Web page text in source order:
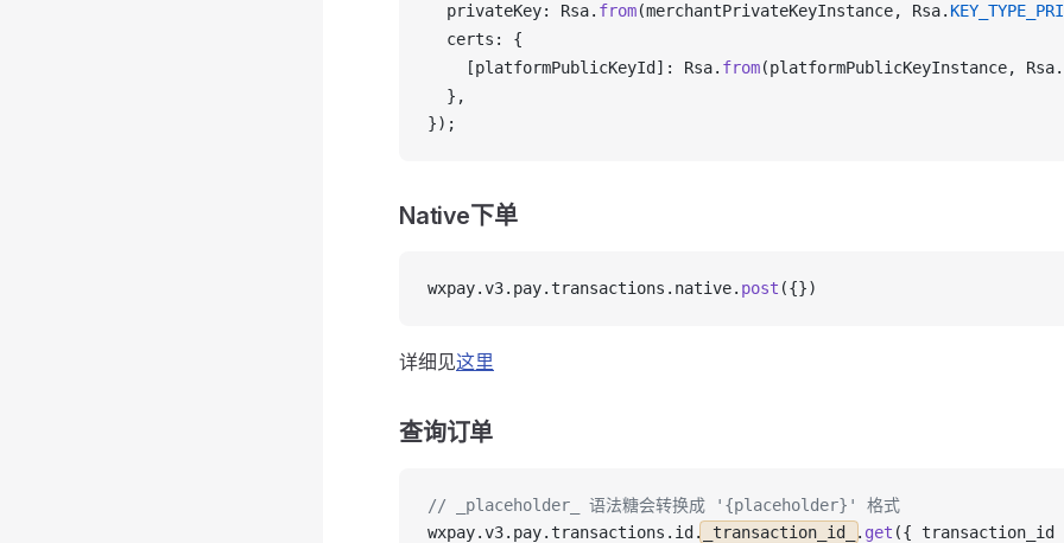
privateKey: Rsa. from(merchantPrivateKeyInstance, Rsa.
certs : {
    [
platformPublicKeyId ]: Rsa. from(platformPublicKeyInstance, Rsa.
  },
});
Native下单
wxpay.v3.pay.transactions.native. post ({})
详细见这里
查询订单
// _placeholder_ 语法糖会转换成 '{placeholder}' 格式
wxpay.v3. pay. transactions . id . _transaction_id_ . get ({ transaction_id